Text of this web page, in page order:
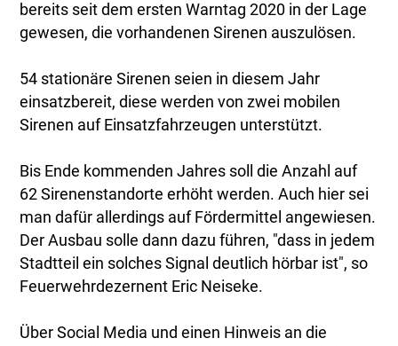
bereits seit dem ersten Warntag 2020 in der Lage
gewesen, die vorhandenen Sirenen auszulösen.
54 stationäre Sirenen seien in diesem Jahr
einsatzbereit, diese werden von zwei mobilen
Sirenen auf Einsatzfahrzeugen unterstützt.
Bis Ende kommenden Jahres soll die Anzahl auf
62 Sirenenstandorte erhöht werden. Auch hier sei
man dafür allerdings auf Fördermittel angewiesen.
Der Ausbau solle dann dazu führen, "dass in jedem
Stadtteil ein solches Signal deutlich hörbar ist", so
Feuerwehrdezernent Eric Neiseke.
Über Social Media und einen Hinweis an die